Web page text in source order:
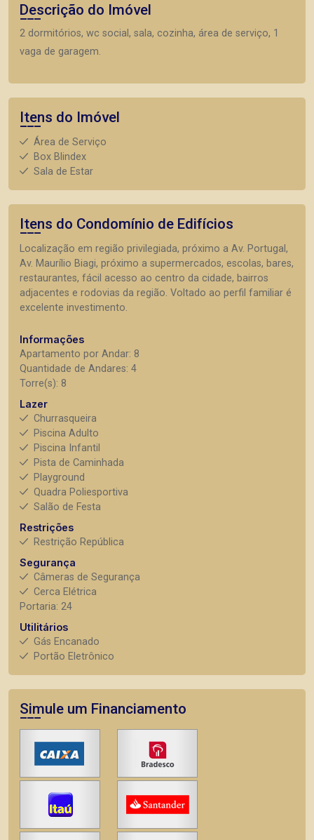
Descrição do Imóvel
2 dormitórios, wc social, sala, cozinha, área de serviço, 1
vaga de garagem.
Itens do Imóvel
Área de Serviço
Box Blindex
Sala de Estar
Itens do Condomínio de Edifícios
Localização em região privilegiada, próximo a Av. Portugal,
Av. Maurílio Biagi, próximo a supermercados, escolas, bares,
restaurantes, fácil acesso ao centro da cidade, bairros
adjacentes e rodovias da região. Voltado ao perfil familiar é
excelente investimento.
Informações
Apartamento por Andar: 8
Quantidade de Andares: 4
Torre(s): 8
Lazer
Churrasqueira
Piscina Adulto
Piscina Infantil
Pista de Caminhada
Playground
Quadra Poliesportiva
Salão de Festa
Restrições
Restrição República
Segurança
Câmeras de Segurança
Cerca Elétrica
Portaria: 24
Utilitários
Gás Encanado
Portão Eletrônico
Simule um Financiamento